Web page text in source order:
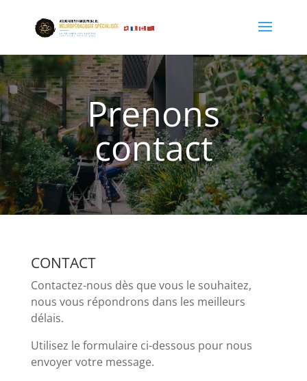
Prenons
contact
CONTACT
Contactez-nous dès que vous le souhaitez,
nous vous répondrons dans les meilleurs
délais.
Utilisez le formulaire ci-dessous pour nous
envoyer votre message.